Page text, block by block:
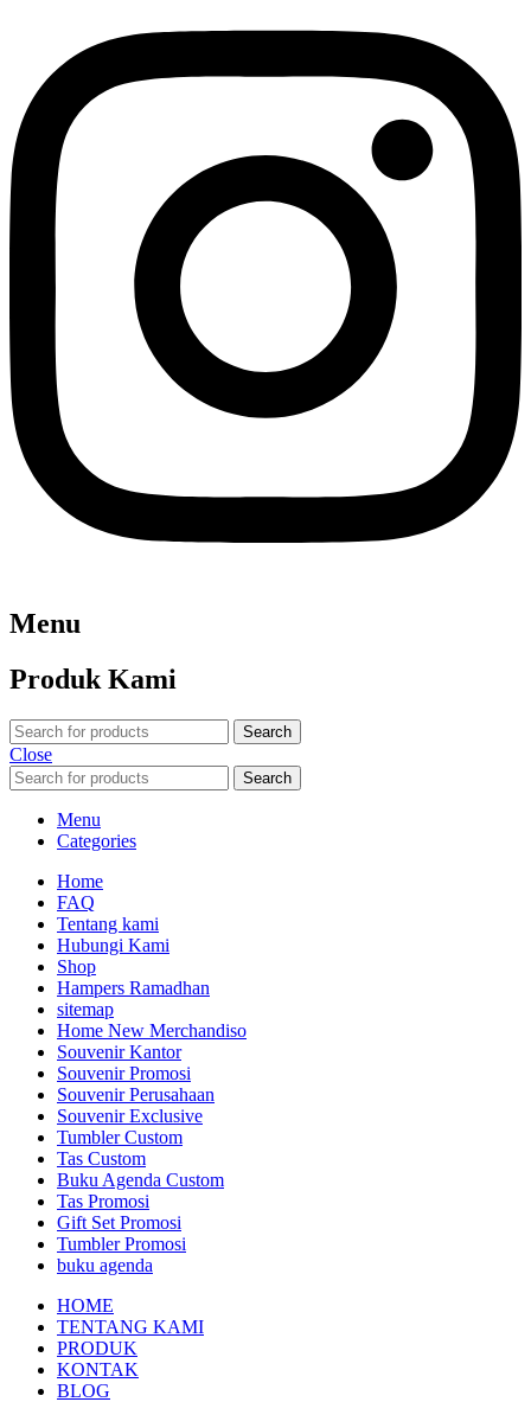
Menu
Produk Kami
Search
Close
Search
Menu
Categories
Home
FAQ
Tentang kami
Hubungi Kami
Shop
Hampers Ramadhan
sitemap
Home New Merchandiso
Souvenir Kantor
Souvenir Promosi
Souvenir Perusahaan
Souvenir Exclusive
Tumbler Custom
Tas Custom
Buku Agenda Custom
Tas Promosi
Gift Set Promosi
Tumbler Promosi
buku agenda
HOME
TENTANG KAMI
PRODUK
KONTAK
BLOG